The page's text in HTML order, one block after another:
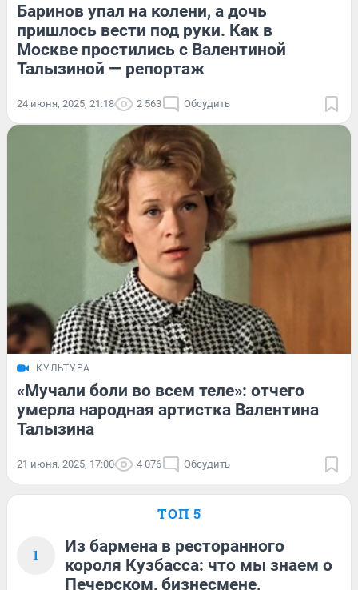
Баринов упал на колени, а дочь
пришлось вести под руки. Как в
Москве простились с Валентиной
Талызиной — репортаж
24 июня, 2025, 21:18 2 563 Обсудить
КУЛЬТУРА
«Мучали боли во всем теле»: отчего
умерла народная артистка Валентина
Талызина
21 июня, 2025, 17:00 4 076 Обсудить
ТОП 5
1
Из бармена в ресторанного
короля Кузбасса: что мы знаем о
Печерском, бизнесмене,